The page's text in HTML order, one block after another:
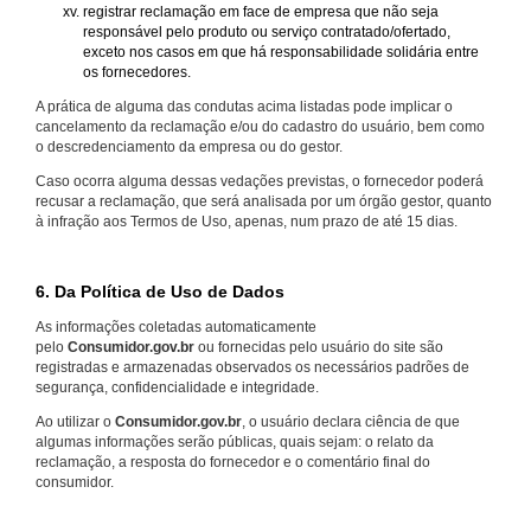
registrar reclamação em face de empresa que não seja
responsável pelo produto ou serviço contratado/ofertado,
exceto nos casos em que há responsabilidade solidária entre
os fornecedores.
A prática de alguma das condutas acima listadas pode implicar o
cancelamento da reclamação e/ou do cadastro do usuário, bem como
o descredenciamento da empresa ou do gestor.
Caso ocorra alguma dessas vedações previstas, o fornecedor poderá
recusar a reclamação, que será analisada por um órgão gestor, quanto
à infração aos Termos de Uso, apenas, num prazo de até 15 dias.
6. Da Política de Uso de Dados
As informações coletadas automaticamente
pelo Consumidor.gov.br ou fornecidas pelo usuário do site são
registradas e armazenadas observados os necessários padrões de
segurança, confidencialidade e integridade.
Ao utilizar o Consumidor.gov.br , o usuário declara ciência de que
algumas informações serão públicas, quais sejam: o relato da
reclamação, a resposta do fornecedor e o comentário final do
consumidor.